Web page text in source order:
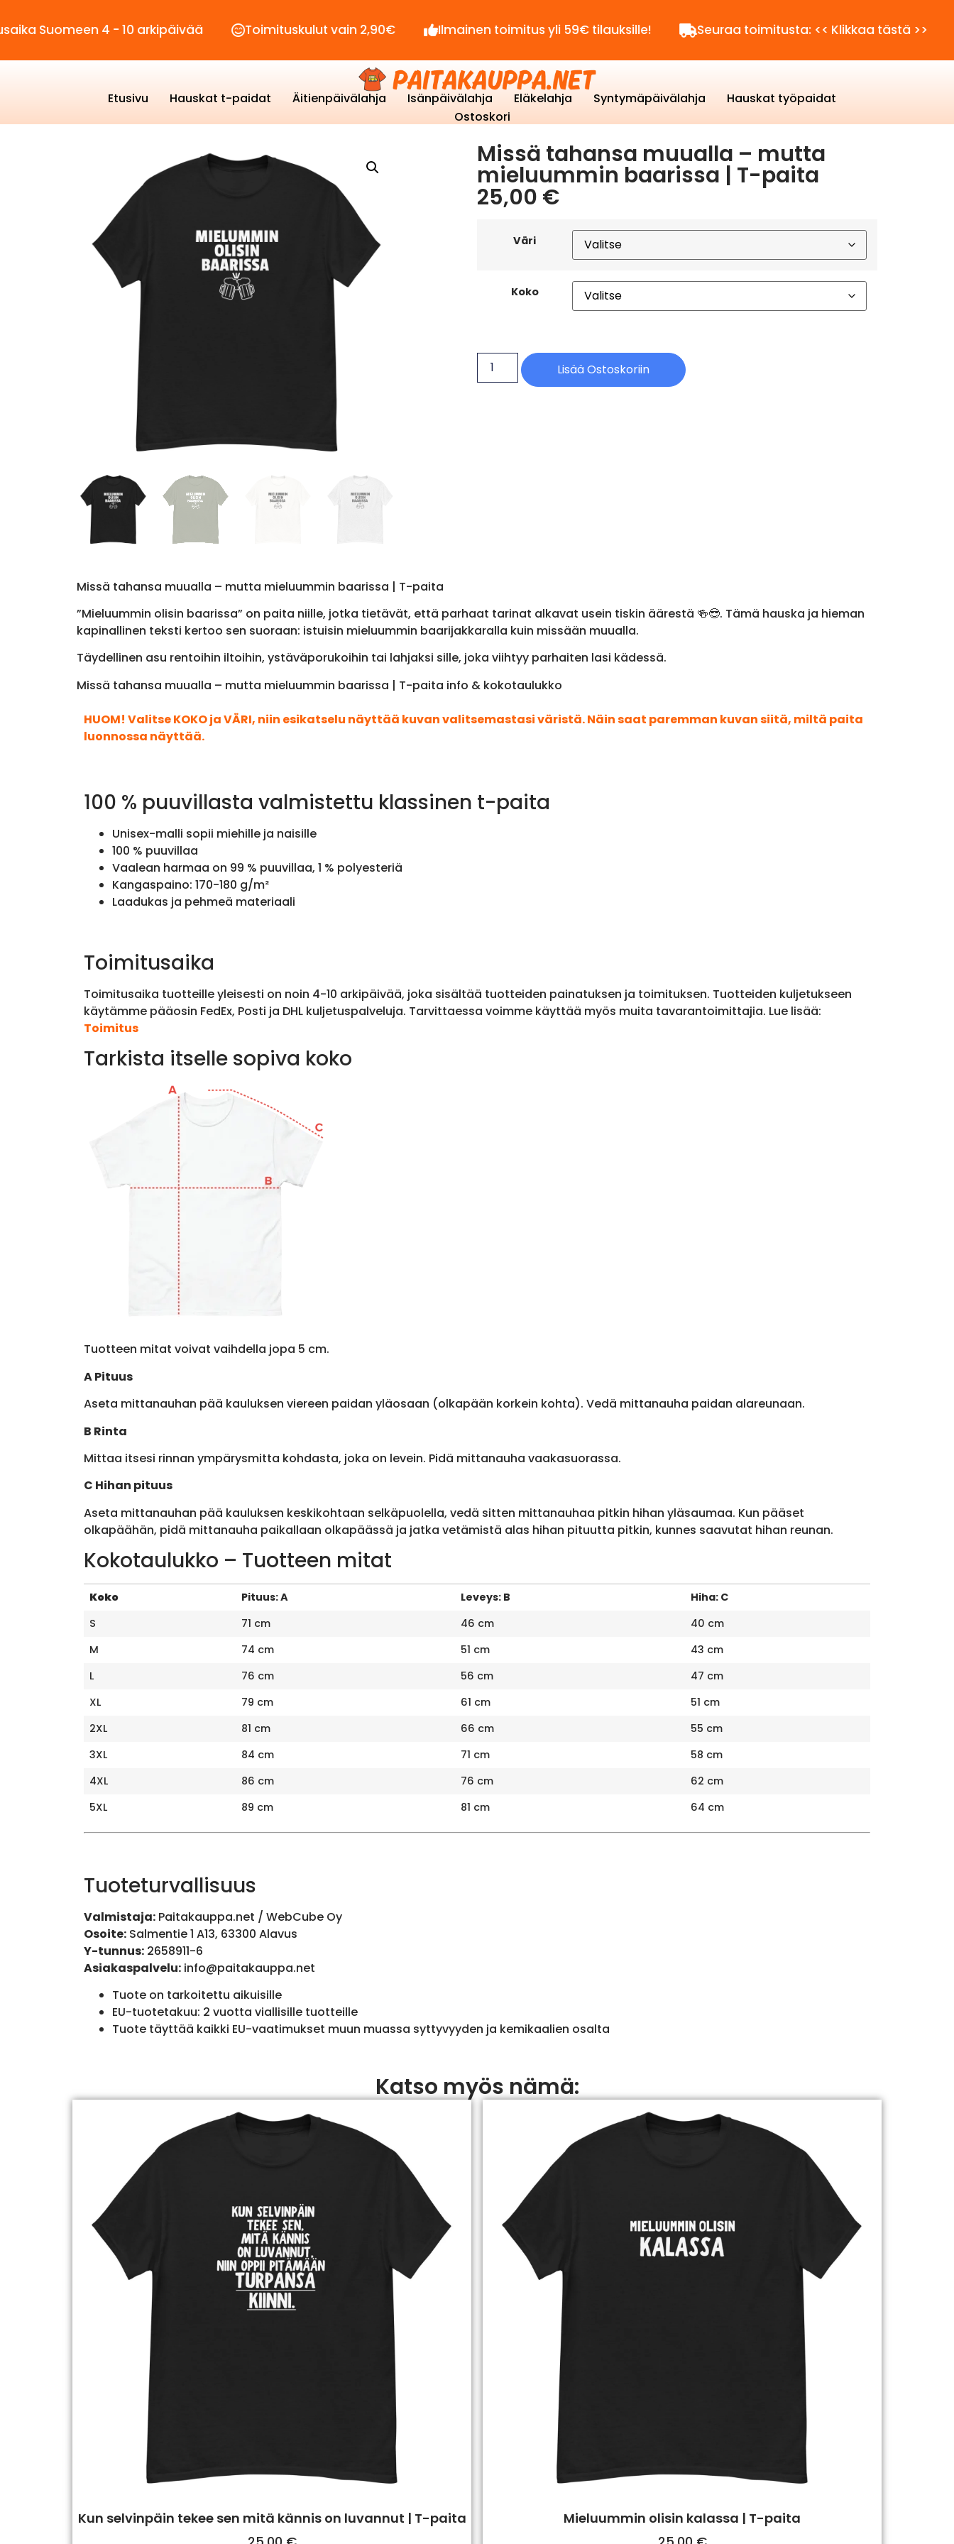
4 - 10 arkipäivää Toimituskulut vain 2,90€ Ilmainen toimitus yli 59€ tilauksille! Seuraa toimitusta: << Klikkaa tästä >>
Etusivu Hauskat t-paidat Äitienpäivälahja Isänpäivälahja Eläkelahja Syntymäpäivälahja
Hauskat työpaidat
Ostoskori
Missä tahansa muualla – mutta
mieluummin baarissa | T-paita
25,00 €
Väri
Koko
Lisää Ostoskoriin
Missä tahansa muualla – mutta mieluummin baarissa | T-paita
”Mieluummin olisin baarissa” on paita niille, jotka tietävät, että parhaat tarinat alkavat usein tiskin äärestä 🍻😎. Tämä hauska ja hieman
kapinallinen teksti kertoo sen suoraan: istuisin mieluummin baarijakkaralla kuin missään muualla.
Täydellinen asu rentoihin iltoihin, ystäväporukoihin tai lahjaksi sille, joka viihtyy parhaiten lasi kädessä.
Missä tahansa muualla – mutta mieluummin baarissa | T-paita info & kokotaulukko
HUOM! Valitse KOKO ja VÄRI, niin esikatselu näyttää kuvan valitsemastasi väristä. Näin saat paremman kuvan siitä, miltä paita
luonnossa näyttää.
100 % puuvillasta valmistettu klassinen t-paita
Unisex-malli sopii miehille ja naisille
100 % puuvillaa
Vaalean harmaa on 99 % puuvillaa, 1 % polyesteriä
Kangaspaino: 170-180 g/m²
Laadukas ja pehmeä materiaali
Toimitusaika
Toimitusaika tuotteille yleisesti on noin 4-10 arkipäivää, joka sisältää tuotteiden painatuksen ja toimituksen. Tuotteiden kuljetukseen
käytämme pääosin FedEx, Posti ja DHL kuljetuspalveluja. Tarvittaessa voimme käyttää myös muita tavarantoimittajia. Lue lisää:
Toimitus
Tarkista itselle sopiva koko
Tuotteen mitat voivat vaihdella jopa 5 cm.
A Pituus
Aseta mittanauhan pää kauluksen viereen paidan yläosaan (olkapään korkein kohta). Vedä mittanauha paidan alareunaan.
B Rinta
Mittaa itsesi rinnan ympärysmitta kohdasta, joka on levein. Pidä mittanauha vaakasuorassa.
C Hihan pituus
Aseta mittanauhan pää kauluksen keskikohtaan selkäpuolella, vedä sitten mittanauhaa pitkin hihan yläsaumaa. Kun pääset
olkapäähän, pidä mittanauha paikallaan olkapäässä ja jatka vetämistä alas hihan pituutta pitkin, kunnes saavutat hihan reunan.
Kokotaulukko – Tuotteen mitat
Koko Pituus: A Leveys: B
Hiha: C
S
71 cm 46 cm
40 cm
M
74 cm 51 cm
43 cm
L
76 cm 56 cm
47 cm
XL
79 cm 61 cm
51 cm
2XL
81 cm 66 cm
55 cm
3XL
84 cm 71 cm
58 cm
4XL
86 cm 76 cm
62 cm
5XL
89 cm 81 cm 64 cm
Tuoteturvallisuus
Valmistaja:Paitakauppa.net / WebCube Oy
Osoite:Salmentie 1 A13, 63300 Alavus
Y-tunnus:2658911-6
Asiakaspalvelu: info@paitakauppa.net
Tuote on tarkoitettu aikuisille
EU-tuotetakuu: 2 vuotta viallisille tuotteille
Tuote täyttää kaikki EU-vaatimukset muun muassa syttyvyyden ja kemikaalien osalta
Katso myös nämä:
Kun selvinpäin tekee sen mitä kännis on luvannut | T-paita
Mieluummin olisin kalassa | T-paita